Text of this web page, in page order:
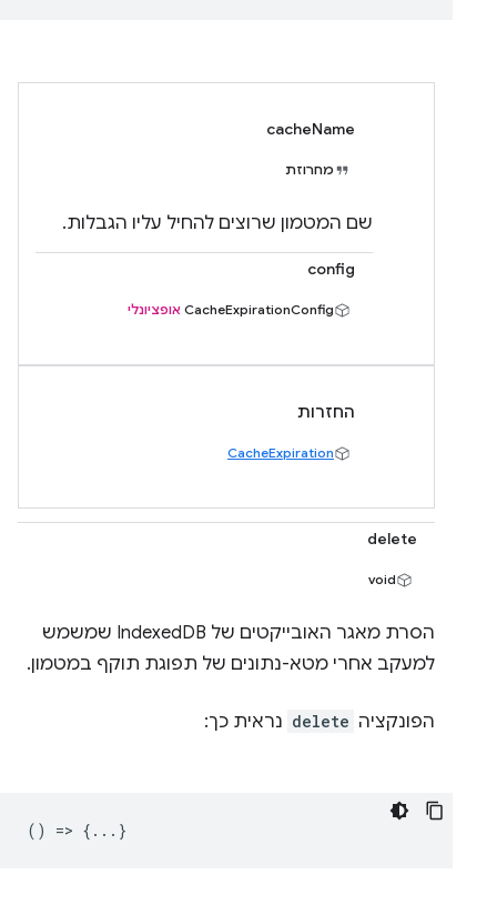
cacheName
מחרוזת
שם המטמון שרוצים להחיל עליו הגבלות.
config
CacheExpirationConfig אופציונלי
החזרות
CacheExpiration
delete
void
הסרת מאגר האובייקטים של IndexedDB שמשמש
למעקב אחרי מטא-נתונים של תפוגת תוקף במטמון.
הפונקציה delete נראית כך:
() => {...}